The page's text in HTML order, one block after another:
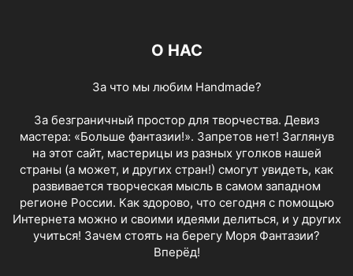
О НАС
За что мы любим Handmade?
За безграничный простор для творчества. Девиз
мастера: «Больше фантазии!». Запретов нет! Заглянув
на этот сайт, мастерицы из разных уголков нашей
страны (а может, и других стран!) смогут увидеть, как
развивается творческая мысль в самом западном
регионе России. Как здорово, что сегодня с помощью
Интернета можно и своими идеями делиться, и у других
учиться! Зачем стоять на берегу Моря Фантазии?
Вперёд!